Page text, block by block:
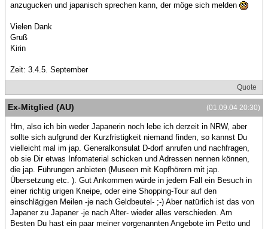
anzugucken und japanisch sprechen kann, der möge sich melden
Vielen Dank
Gruß
Kirin
Zeit: 3.4.5. September
Quote
(01.09.04 20:30)
Ex-Mitglied (AU)
Hm, also ich bin weder Japanerin noch lebe ich derzeit in NRW, aber
sollte sich aufgrund der Kurzfristigkeit niemand finden, so kannst Du
vielleicht mal im jap. Generalkonsulat D-dorf anrufen und nachfragen,
ob sie Dir etwas Infomaterial schicken und Adressen nennen können,
die jap. Führungen anbieten (Museen mit Kopfhörern mit jap.
Übersetzung etc. ). Gut Ankommen würde in jedem Fall ein Besuch in
einer richtig urigen Kneipe, oder eine Shopping-Tour auf den
einschlägigen Meilen -je nach Geldbeutel- ;-) Aber natürlich ist das von
Japaner zu Japaner -je nach Alter- wieder alles verschieden. Am
Besten Du hast ein paar meiner vorgenannten Angebote im Petto und